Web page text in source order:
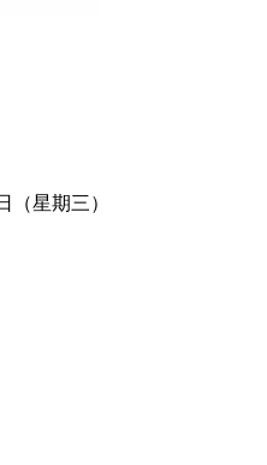
（星期三）